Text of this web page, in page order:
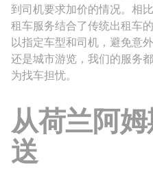
到司机要求加价的情况。相
租车服务结合了传统出租车
以指定车型和司机，避免意
还是城市游览，我们的服务
为找车担忧。
从荷兰阿
送